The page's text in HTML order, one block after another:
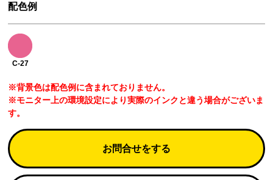
配色例
C-27
※背景色は配色例に含まれておりません。
※モニター上の環境設定により実際のインクと違う場合がございま
す。
お問合せをする